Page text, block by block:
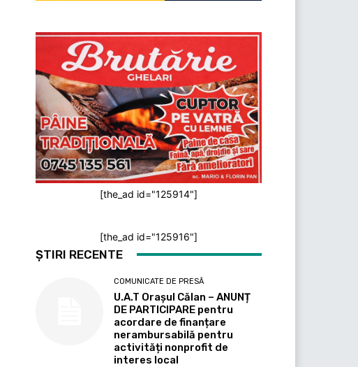
[the_ad id="125914"]
[the_ad id="125916"]
ȘTIRI RECENTE
COMUNICATE DE PRESĂ
U.A.T Orașul Călan – ANUNȚ
DE PARTICIPARE pentru
acordare de finanțare
nerambursabilă pentru
activități nonprofit de
interes local